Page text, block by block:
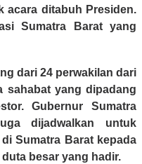
acara ditabuh Presiden.
Sumatra Barat yang
dari 24 perwakilan dari
sahabat yang dipadang
Gubernur Sumatra
dijadwalkan untuk
Sumatra Barat kepada
besar yang hadir.